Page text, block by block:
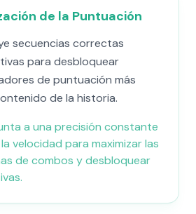
de la Puntuación
secuencias correctas
para desbloquear
de puntuación más
de la historia.
a una precisión constante
velocidad para maximizar las
de combos y desbloquear